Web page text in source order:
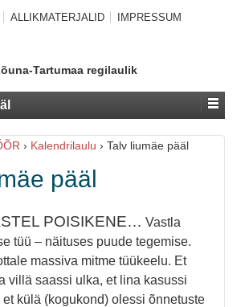
ALLIKMATERJALID IMPRESSUM
Tartumaa regilaulik
› Kalendrilaulu › Talv liumäe pääl
pääl
POISIKENE… Vastla
tüü – näituses puude tegemise.
massiva mitme tüükeelu. Et
villä saassi ulka, et lina kasussi
et külä (kogukond) olessi õnnetuste